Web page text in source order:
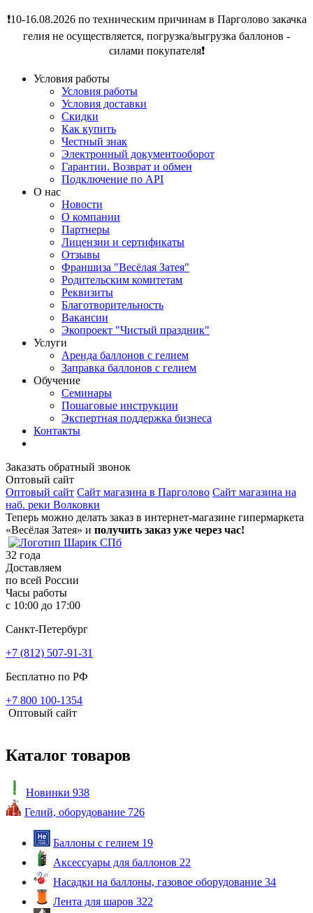
❗️10-16.08.2026 по техническим причинам в Парголово закачка
гелия не осуществляется, погрузка/выгрузка баллонов -
силами покупателя❗️
Условия работы
Условия работы
Условия доставки
Скидки
Как купить
Честный знак
Электронный документооборот
Гарантии. Возврат и обмен
Подключение по API
О нас
Новости
О компании
Партнеры
Лицензии и сертификаты
Отзывы
Франшиза "Весёлая Затея"
Родительским комитетам
Реквизиты
Благотворительность
Вакансии
Экопроект "Чистый праздник"
Услуги
Аренда баллонов с гелием
Заправка баллонов с гелием
Обучение
Семинары
Пошаговые инструкции
Экспертная поддержка бизнеса
Контакты
Заказать обратный звонок
Оптовый сайт
Оптовый сайт Сайт магазина в Парголово Сайт магазина на
наб. реки Волковки
Теперь можно делать заказ в интернет-магазине гипермаркета
«Весёлая Затея» и получить заказ уже через час!
32 года
Доставляем
по всей России
Часы работы
с 10:00 до 17:00
Санкт-Петербург
+7 (812) 507-91-31
Бесплатно по РФ
+7 800 100-1354
Оптовый сайт
Каталог товаров
Новинки 938
Гелий, оборудование 726
Баллоны с гелием 19
Аксессуары для баллонов 22
Насадки на баллоны, газовое оборудование 34
Лента для шаров 322